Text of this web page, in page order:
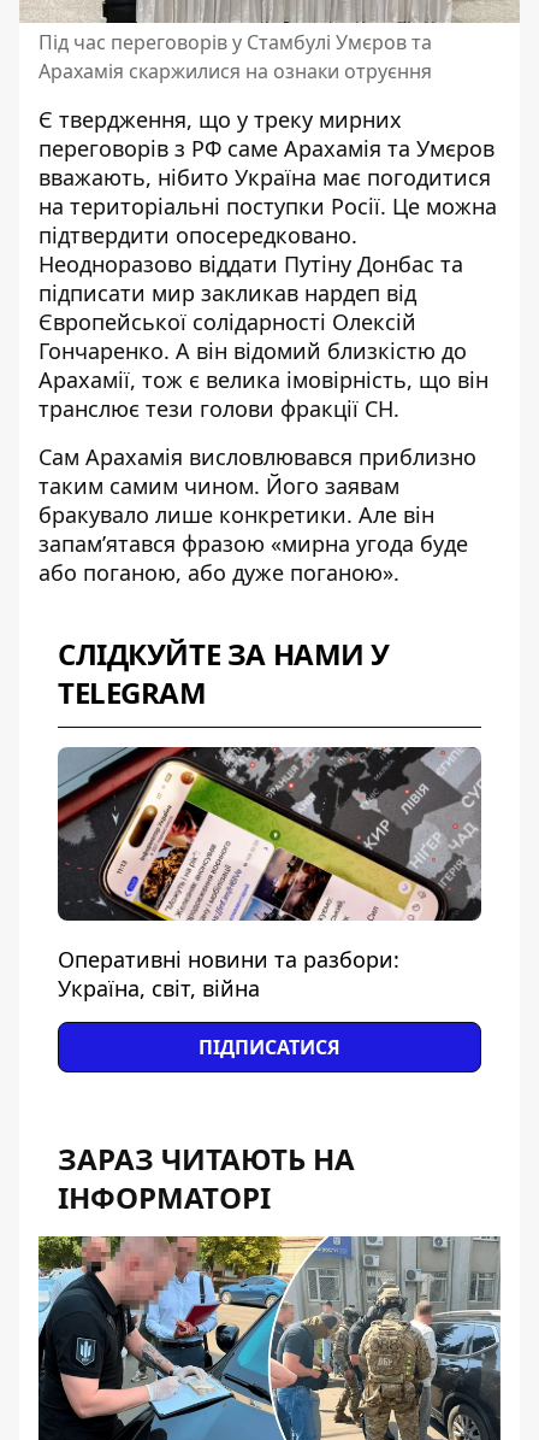
Під час переговорів у Стамбулі Умєров та
Арахамія скаржилися на ознаки отруєння
Є твердження, що у треку мирних
переговорів з РФ саме Арахамія та Умєров
вважають, нібито Україна має погодитися
на територіальні поступки Росії. Це можна
підтвердити опосередковано.
Неодноразово віддати Путіну Донбас та
підписати мир закликав нардеп від
Європейської солідарності Олексій
Гончаренко. А він відомий близкістю до
Арахамії, тож є велика імовірність, що він
транслює тези голови фракції СН.
Сам Арахамія висловлювався приблизно
таким самим чином. Його заявам
бракувало лише конкретики. Але він
запамʼятався фразою «мирна угода буде
або поганою, або дуже поганою».
СЛІДКУЙТЕ ЗА НАМИ У
TELEGRAM
Оперативні новини та разбори:
Україна, світ, війна
ПІДПИСАТИСЯ
ЗАРАЗ ЧИТАЮТЬ НА
ІНФОРМАТОРІ